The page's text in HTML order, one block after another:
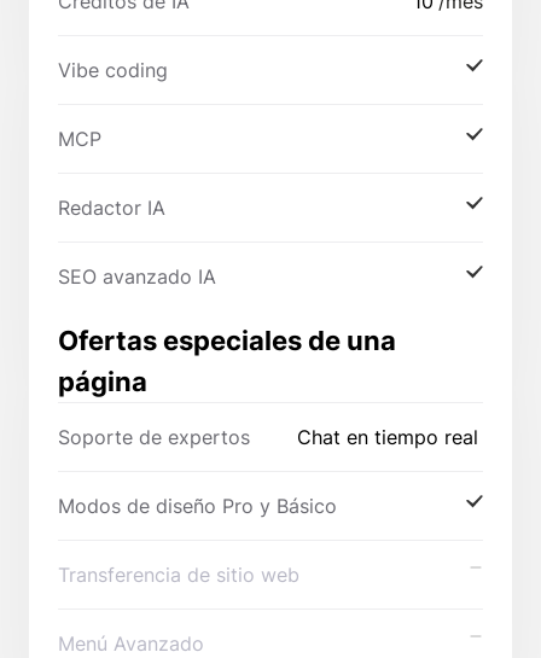
Vibe coding
MCP
Redactor IA
SEO avanzado IA
Ofertas especiales de una
página
Soporte de expertos Chat en tiempo real
Modos de diseño Pro y Básico
Transferencia de sitio web
Menú Avanzado